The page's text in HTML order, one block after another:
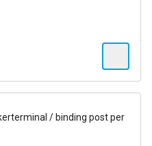
/ binding post per